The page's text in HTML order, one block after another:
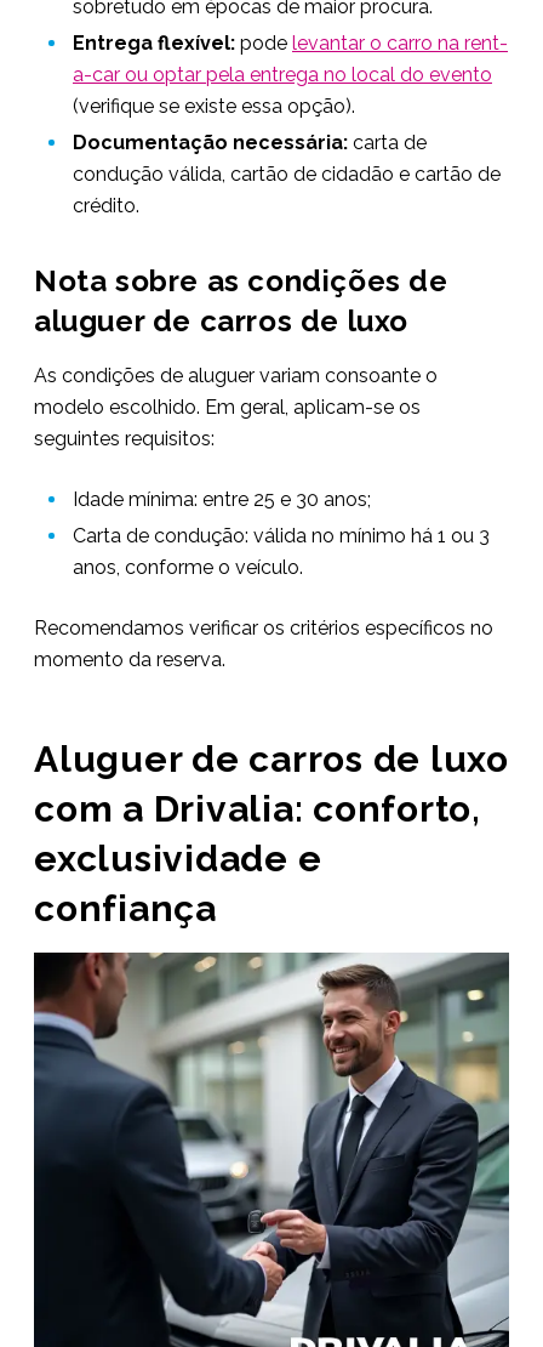
sobretudo em épocas de maior procura.
Entrega flexível: pode levantar o carro na rent-
a-car ou optar pela entrega no local do evento
(verifique se existe essa opção).
Documentação necessária: carta de
condução válida, cartão de cidadão e cartão de
crédito.
Nota sobre as condições de
aluguer de carros de luxo
As condições de aluguer variam consoante o
modelo escolhido. Em geral, aplicam-se os
seguintes requisitos:
Idade mínima: entre 25 e 30 anos;
Carta de condução: válida no mínimo há 1 ou 3
anos, conforme o veículo.
Recomendamos verificar os critérios específicos no
momento da reserva.
Aluguer de carros de luxo
com a Drivalia: conforto,
exclusividade e
confiança